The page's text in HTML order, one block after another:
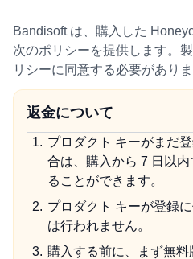
Bandisoft は、購入した
次のポリシーを提供します。
リシーに同意する必要がありま
返金について
プロダクト キーがまだ
合は、購入から 7 日以
ることができます。
プロダクト キーが登録
は行われません。
購入する前に、まず無